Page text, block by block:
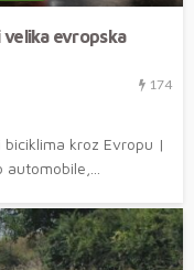
velika evropska
174
kroz Evropu |